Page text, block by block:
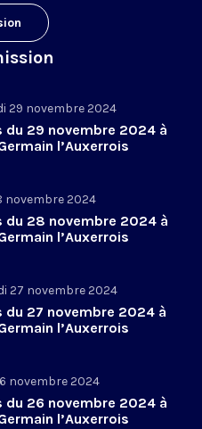
29 novembre 2024
du 29 novembre 2024 à
l’Auxerrois
novembre 2024
du 28 novembre 2024 à
l’Auxerrois
27 novembre 2024
du 27 novembre 2024 à
l’Auxerrois
novembre 2024
du 26 novembre 2024 à
l’Auxerrois